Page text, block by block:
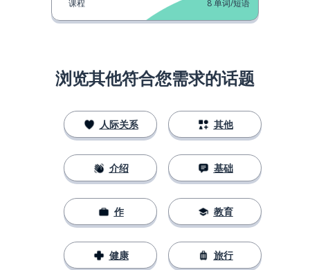
课程 8单词/短语
浏览其他符合您需求的话题
人际关系
介绍
作
健康
其他
基础
教育
旅行